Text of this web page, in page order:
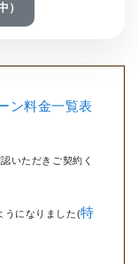
）
ン料金一覧表
いただきご契約く
うになりました(特